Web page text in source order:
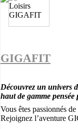
GIGAFIT
Découvrez un univers
haut de gamme
Vous êtes passionnés
Rejoignez l’aventure